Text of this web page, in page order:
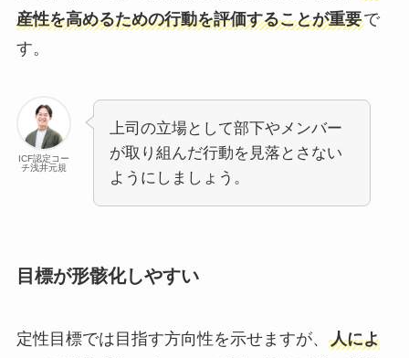
産性を高めるための行動を評価することが重要で
す。
ICF認定コー
チ浅井元規
上司の立場として部下やメンバー
が取り組んだ行動を見落とさない
ようにしましょう。
目標が形骸化しやすい
定性目標では目指す方向性を示せますが、 人によ